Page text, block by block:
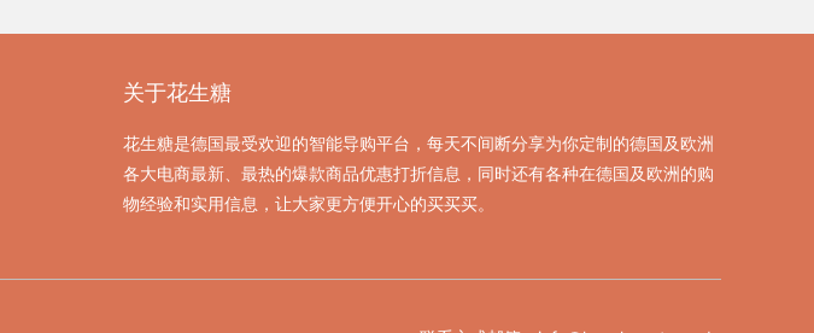
关于花生糖
花生糖是德国最受欢迎的智能导购平台，每天不间断分享为你定制的德国及欧洲
各大电商最新、最热的爆款商品优惠打折信息，同时还有各种在德国及欧洲的购
物经验和实用信息，让大家更方便开心的买买买。